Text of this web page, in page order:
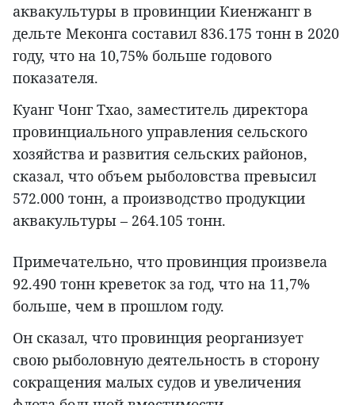
аквакультуры в провинции Киенжангг в
дельте Меконга составил 836.175 тонн в 2020
году, что на 10,75% больше годового
показателя.
Куанг Чонг Тхао, заместитель директора
провинциального управления сельского
хозяйства и развития сельских районов,
сказал, что объем рыболовства превысил
572.000 тонн, а производство продукции
аквакультуры – 264.105 тонн.
Примечательно, что провинция произвела
92.490 тонн креветок за год, что на 11,7%
больше, чем в прошлом году.
Он сказал, что провинция реорганизует
свою рыболовную деятельность в сторону
сокращения малых судов и увеличения